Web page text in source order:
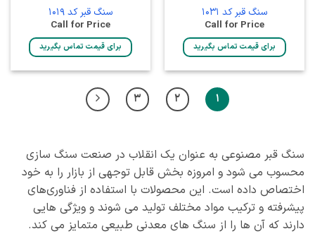
سنگ قبر کد 1031
Call for Price
برای قیمت تماس بگیرید
سنگ قبر کد 1019
Call for Price
برای قیمت تماس بگیرید
1
2
3
سنگ قبر مصنوعی به عنوان یک انقلاب در صنعت سنگ‌ سازی
محسوب می‌ شود و امروزه بخش قابل توجهی از بازار را به خود
اختصاص داده است. این محصولات با استفاده از فناوری‌های
پیشرفته و ترکیب مواد مختلف تولید می‌ شوند و ویژگی‌ هایی
دارند که آن‌ ها را از سنگ‌ های معدنی طبیعی متمایز می‌ کند.